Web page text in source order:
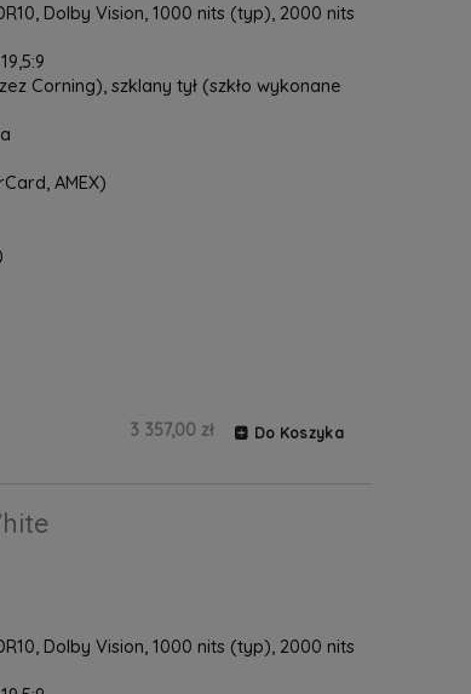
Dolby Vision, 1000 nits (typ), 2000 nits
Corning), szklany tył (szkło wykonane
AMEX)
3 357,00 zł Do Koszyka
Dolby Vision, 1000 nits (typ), 2000 nits